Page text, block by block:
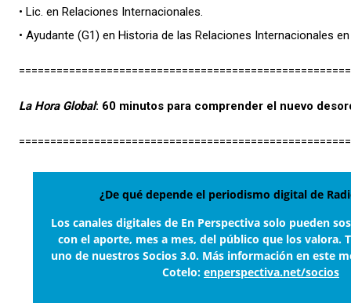
• Lic. en Relaciones Internacionales.
• Ayudante (G1) en Historia de las Relaciones Internacionales
La Hora Global: 60 minutos para comprender el nuevo
¿De qué depende el periodismo digital de
Los canales digitales de En Perspectiva solo pueden
con el aporte, mes a mes, del público que los valora.
uno de nuestros Socios 3.0. Más información en este
Cotelo: enperspectiva.net/socios